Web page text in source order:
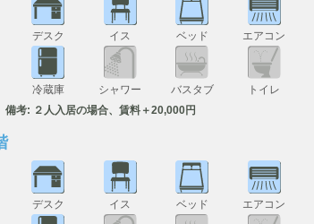
デスク イス ベッド エアコン
冷蔵庫 シャワー バスタブ トイレ
備考: ２人入居の場合、賃料＋20,000円
デスク イス ベッド エアコン